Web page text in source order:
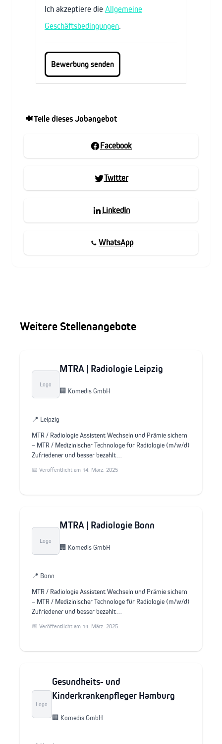
Ich akzeptiere die Allgemeine
Geschäftsbedingungen
Teile dieses Jobangebot
Facebook
Twitter
LinkedIn
WhatsApp
Weitere Stellenangebote
Logo
MTRA | Radiologie Leipzig
🏢 Komedis GmbH
📍 Leipzig
MTR / Radiologie Assistent Wechseln und Prämie sichern
– MTR / Medizinischer Technologe für Radiologie (m/w/d)
Zufriedener und besser bezahlt…
📅 Veröffentlicht am 14. März. 2025
Logo
MTRA | Radiologie Bonn
🏢 Komedis GmbH
📍 Bonn
MTR / Radiologie Assistent Wechseln und Prämie sichern
– MTR / Medizinischer Technologe für Radiologie (m/w/d)
Zufriedener und besser bezahlt…
📅 Veröffentlicht am 14. März. 2025
Logo
Gesundheits- und
Kinderkrankenpfleger Hamburg
🏢 Komedis GmbH